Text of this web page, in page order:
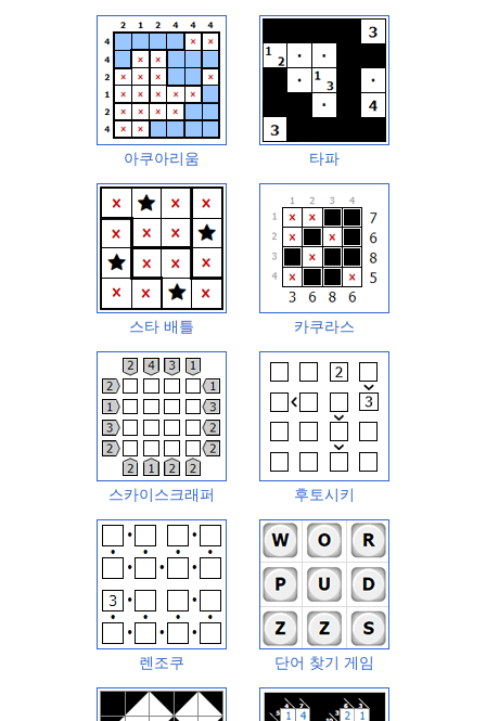
아쿠아리움 타파
스타 배틀 카쿠라스
스카이스크래퍼 후토시키
렌조쿠 단어 찾기 게임